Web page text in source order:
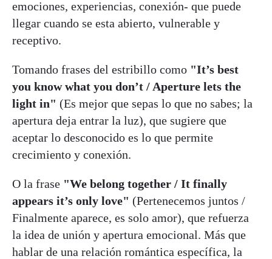
emociones, experiencias, conexión- que puede
llegar cuando se esta abierto, vulnerable y
receptivo.
Tomando frases del estribillo como "It’s best
you know what you don’t / Aperture lets the
light in" (Es mejor que sepas lo que no sabes; la
apertura deja entrar la luz), que sugiere que
aceptar lo desconocido es lo que permite
crecimiento y conexión.
O la frase "We belong together / It finally
appears it’s only love" (Pertenecemos juntos /
Finalmente aparece, es solo amor), que refuerza
la idea de unión y apertura emocional. Más que
hablar de una relación romántica específica, la